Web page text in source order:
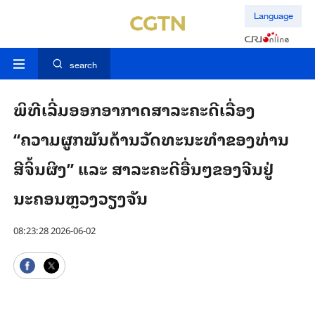
Language
search
ພິທີເລີ່ມອອກອາກາດສາລະຄະດີເລື່ອງ
“ຄວາມຜູກພັນດ້ານວັດທະນະທຳຂອງທ່ານ
ສີຈິ້ນຜິງ” ແລະ ສາລະຄະດີອື່ນໆຂອງຈີນຢູ່
ນະຄອນຫຼວງວຽງຈັນ
08:23:28 2026-06-02